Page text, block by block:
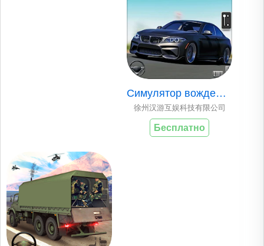
Симулятор вождения
徐州汉游互娱科技有限公司
Бесплатно